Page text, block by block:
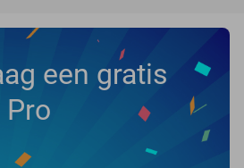
een gratis